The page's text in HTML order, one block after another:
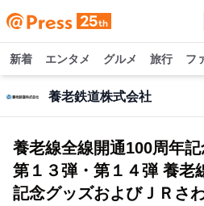
新着 エンタメ グルメ 旅行 フ
養老鉄道株式会社
養老線全線開通100周年
第１３弾・第１４弾 養老
記念グッズおよびＪＲさ